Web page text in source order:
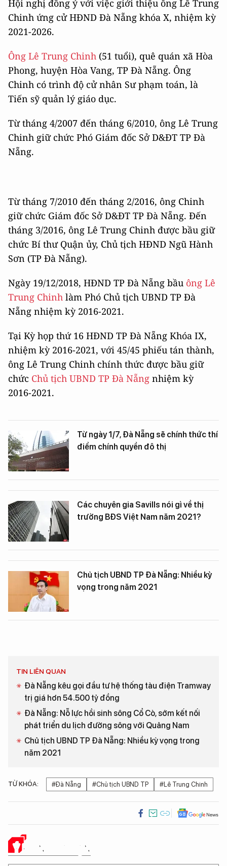
Hội nghị đồng ý với việc giới thiệu ông Lê Trung
Chinh ứng cử HĐND Đà Nẵng khóa X, nhiệm kỳ
2021-2026.
Ông Lê Trung Chinh (51 tuổi), quê quán xã Hòa
Phong, huyện Hòa Vang, TP Đà Nẵng. Ông
Chinh có trình độ cử nhân Sư phạm toán, là
Tiến sỹ quản lý giáo dục.
Từ tháng 4/2007 đến tháng 6/2010, ông Lê Trung
Chinh giữ chức Phó Giám đốc Sở D&ĐT TP Đà
Nẵng.
Từ tháng 7/2010 đến tháng 2/2016, ông Chinh
giữ chức Giám đốc Sở D&ĐT TP Đà Nẵng. Đến
tháng 3/2016, ông Lê Trung Chinh được bầu giữ
chức Bí thư Quận ủy, Chủ tịch HĐND Ngũ Hành
Sơn (TP Đà Nẵng).
Ngày 19/12/2018, HĐND TP Đà Nẵng bầu ông Lê
Trung Chinh làm Phó Chủ tịch UBND TP Đà
Nẵng nhiệm kỳ 2016-2021.
Tại Kỳ họp thứ 16 HĐND TP Đà Nẵng Khóa IX,
nhiệm kỳ 2016-2021, với 45/45 phiếu tán thành,
ông Lê Trung Chinh chính thức được bầu giữ
chức Chủ tịch UBND TP Đà Nẵng nhiệm kỳ
2016-2021.
Từ ngày 1/7, Đà Nẵng sẽ chính thức thí
điểm chính quyền đô thị
Các chuyên gia Savills nói gì về thị
trường BĐS Việt Nam năm 2021?
Chủ tịch UBND TP Đà Nẵng: Nhiều kỳ
vọng trong năm 2021
TIN LIÊN QUAN
Đà Nẵng kêu gọi đầu tư hệ thống tàu điện Tramway
trị giá hơn 54.500 tỷ đồng
Đà Nẵng: Nỗ lực hồi sinh sông Cổ Cò, sớm kết nối
phát triển du lịch đường sông với Quảng Nam
Chủ tịch UBND TP Đà Nẵng: Nhiều kỳ vọng trong
năm 2021
TỪ KHÓA: #Đà Nẵng #Chủ tịch UBND TP #Lê Trung Chinh
Ý KIẾN CỦA BẠN